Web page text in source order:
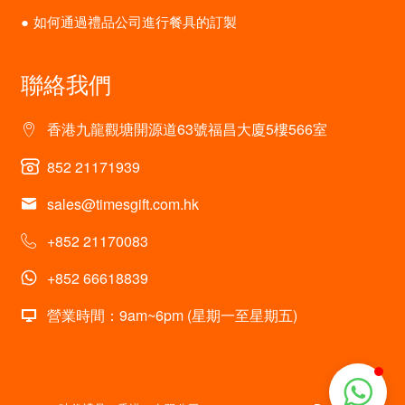
如何通過禮品公司進行餐具的訂製
聯絡我們
香港九龍觀塘開源道63號福昌大廈5樓566室
852 21171939
sales@timesgift.com.hk
+852 21170083
+852 66618839
營業時間：9am~6pm (星期一至星期五)